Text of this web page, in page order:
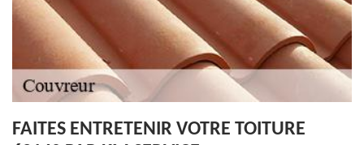
FAITES ENTRETENIR VOTRE TOITURE